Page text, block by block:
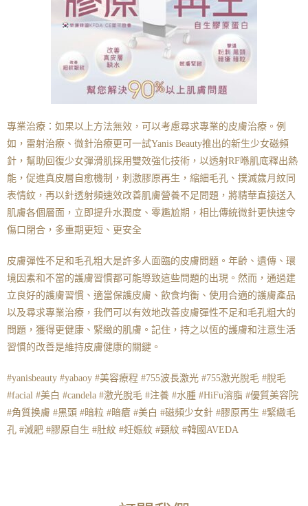
專業治療：如果以上方法無效，可以考慮尋求專業的皮膚治療。例
如，雷射治療、微針治療更可一試Yanis Beauty推出的新生少女磁頻
針，幫助回復少女彈滑肌採用雙效強化技術，以透射RF喺肌底釋出熱
能，促進真皮層自愈機制，刺激膠原再生，縮細毛孔、撲滅歲月紋同
表情紋，再以針透射頻速效改善肌膚營養不足問題，將精華直接送入
肌膚各個層面，立即提升水潤度、零尷尬期，相比傳統微針更快速令
傷口閉合，多重期更短、更安全
皮膚彈性不足和毛孔粗大是許多人面臨的皮膚問題。年齡、遺傳、環
境因素和不當的護膚習慣都可能導致這些問題的出現。然而，通過建
立良好的護膚習慣、適當保護皮膚、飲食均衡、使用合適的護膚產品
以及尋求專業治療，我們可以有效地改善皮膚彈性不足和毛孔粗大的
問題，獲得更健康、緊緻的肌膚。記住，持之以恆的護膚和注意生活
習慣的改善是維持皮膚健康的關鍵。
#yanisbeauty #yabaoy #美容療程 #755波長激光 #755激光脫毛 #脫毛
#facial #美白 #candela #激光脫毛 #注養 #水腫 #HiFu溶脂 #優質美容院
#角質换膚 #黑頭 #暗粒 #暗瘡 #美白 #磁頻少女針 #膠原再生 #緊緻毛
孔 #減肥 #膠原自生 #肚紋 #妊娠紋 #頸紋 #韓國AVEDA